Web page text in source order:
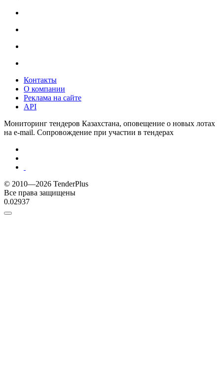
Контакты
О компании
Реклама на сайте
API
Мониторинг тендеров Казахстана, оповещение о новых лотах
на e-mail. Сопровождение при участии в тендерах
© 2010—2026 TenderPlus
Все права защищены
0.02937